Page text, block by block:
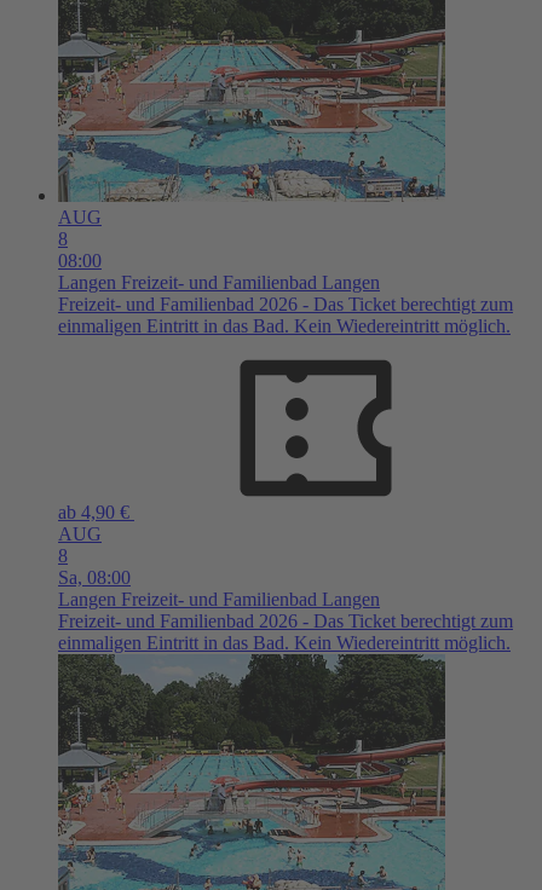
AUG
8
08:00
Langen Freizeit- und Familienbad Langen
Freizeit- und Familienbad 2026 - Das Ticket berechtigt zum
einmaligen Eintritt in das Bad. Kein Wiedereintritt möglich.
ab 4,90 €
AUG
8
Sa, 08:00
Langen Freizeit- und Familienbad Langen
Freizeit- und Familienbad 2026 - Das Ticket berechtigt zum
einmaligen Eintritt in das Bad. Kein Wiedereintritt möglich.